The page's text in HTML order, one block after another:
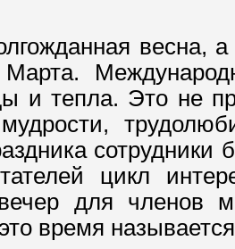
весна,
и тепла. Это не
сотрудники
цикл
для членов
время